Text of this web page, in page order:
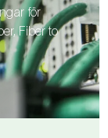
för
Fiber to